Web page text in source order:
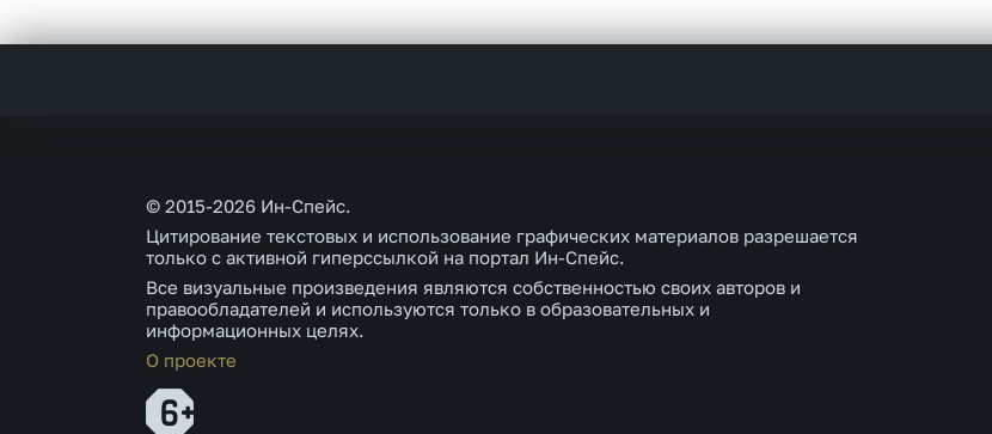
© 2015-2026 Ин-Спейс.
Цитирование текстовых и использование графических материалов разрешается
только с активной гиперссылкой на портал Ин-Спейс.
Все визуальные произведения являются собственностью своих авторов и
правообладателей и используются только в образовательных и
информационных целях.
О проекте